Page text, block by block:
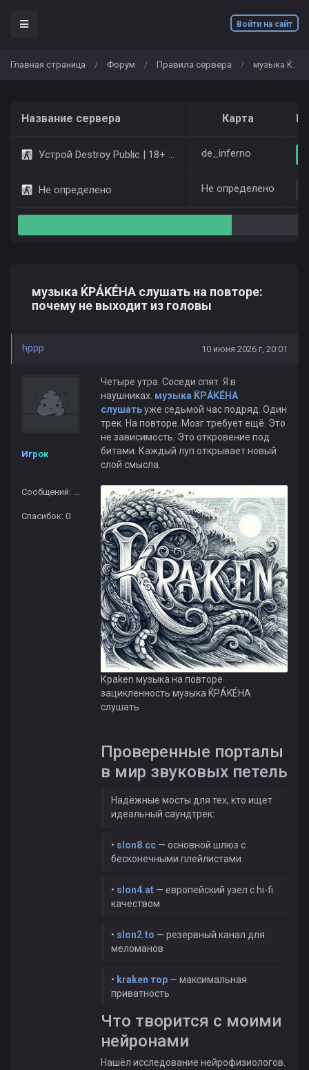
Войти на сайт
Главная страница / Форум / Правила сервера / музыка ЌРÁKÉHА слушать на повторе: почему не выходит из головы
Название сервера Карта
Устрой Destroy Public | 18+ Only Dust2 de_inferno
Не определено Не определено
музыка ЌРÁKÉHА слушать на повторе:
почему не выходит из головы
hppp 10 июня 2026 г, 20:01
Игрок
Сообщений: 364
Спасибок: 0
Четыре утра. Соседи спят. Я в
наушниках. музыка ЌРÁKÉHА
слушатьуже седьмой час подряд. Один
трек. На повторе. Мозг требует ещё. Это
не зависимость. Это откровение под
битами. Каждый луп открывает новый
слой смысла.
Крaken музыка на повторе
зацикленность музыка ЌРÁKÉHА
слушать
Проверенные порталы
в мир звуковых петель
Надёжные мосты для тех, кто ищет
идеальный саундтрек:
• slon8.cc — основной шлюз с
бесконечными плейлистами
• slon4.at — европейский узел с hi-fi
качеством
• slon2.to — резервный канал для
меломанов
• kraken тор — максимальная
приватность
Что творится с моими
нейронами
Нашёл исследование нейрофизиологов.